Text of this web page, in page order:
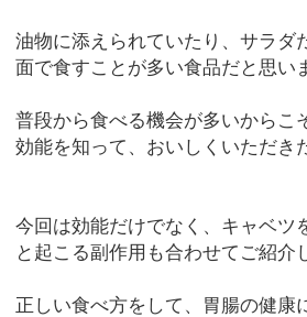
油物に添えられていたり、サラダ
面で食すことが多い食品だと思い
普段から食べる機会が多いからこ
効能を知って、おいしくいただき
今回は効能だけでなく、キャベツ
と起こる副作用も合わせてご紹介
正しい食べ方をして、胃腸の健康